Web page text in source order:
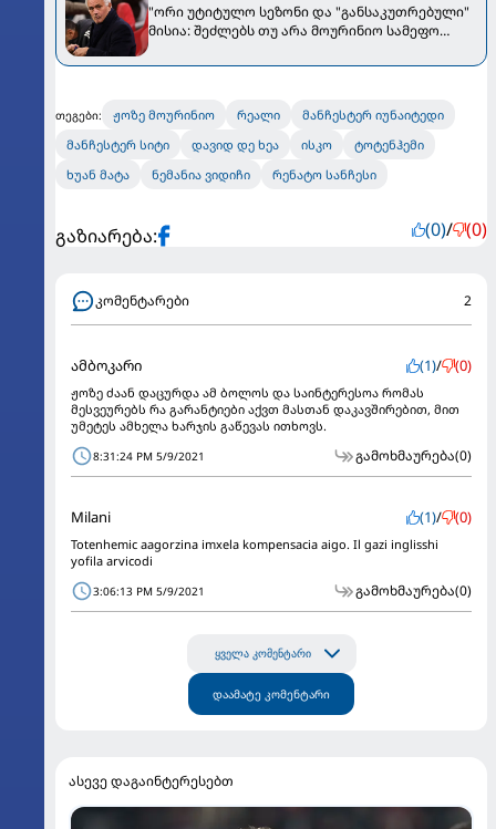
"ორი უტიტულო სეზონი და "განსაკუთრებული"
მისია: შეძლებს თუ არა მოურინიო სამეფო
თეგები: ჟოზე მოურინიო რეალი
მანჩესტერ იუნაიტედი
მანჩესტერ სიტი
დავიდ დე ხეა ისკო
ტოტენჰემი
ხუან მატა
ნემანია ვიდიჩი რენატო სანჩესი
გაზიარება: (0)/ (0)
კომენტარები 2
ამბოკარი (1)/ (0)
ჟოზე ძაან დაცურდა ამ ბოლოს და საინტერესოა რომას
მესვეურებს რა გარანტიები აქვთ მასთან დაკავშირებით, მით
უმეტეს ამხელა ხარჯის გაწევას ითხოვს.
8:31:24 PM 5/9/2021 გამოხმაურება(0)
Milani (1)/ (0)
Totenhemic aagorzina imxela kompensacia aigo. Il gazi inglisshi
yofila arvicodi
3:06:13 PM 5/9/2021 გამოხმაურება(0)
ყველა კომენტარი
დაამატე კომენტარი
ასევე დაგაინტერესებთ